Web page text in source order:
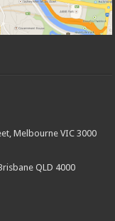
Melbourne VIC 3000
QLD 4000